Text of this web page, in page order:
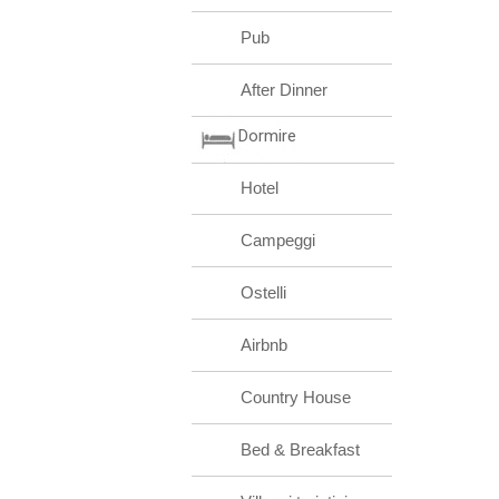
Pub
After Dinner
Dormire
Hotel
Campeggi
Ostelli
Airbnb
Country House
Bed & Breakfast